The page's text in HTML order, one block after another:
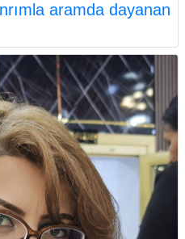
aramda dayanan